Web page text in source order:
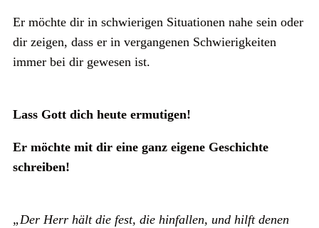
Er möchte dir in schwierigen Situationen nahe sein oder
dir zeigen, dass er in vergangenen Schwierigkeiten
immer bei dir gewesen ist.
Lass Gott dich heute ermutigen!
Er möchte mit dir eine ganz eigene Geschichte
schreiben!
„Der Herr hält die fest, die hinfallen, und hilft denen